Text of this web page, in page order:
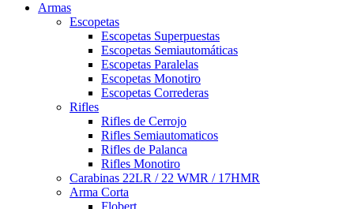
Armas
Escopetas
Escopetas Superpuestas
Escopetas Semiautomáticas
Escopetas Paralelas
Escopetas Monotiro
Escopetas Correderas
Rifles
Rifles de Cerrojo
Rifles Semiautomaticos
Rifles de Palanca
Rifles Monotiro
Carabinas 22LR / 22 WMR / 17HMR
Arma Corta
Flobert